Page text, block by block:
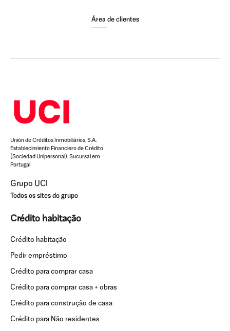
Área de clientes
Unión de Créditos Inmobiliários, S.A.
Establecimiento Financiero de Crédito
(Sociedad Unipersonal), Sucursal em
Portugal
Grupo UCI
Todos os sites do grupo
Crédito habitação
Crédito habitação
Pedir empréstimo
Crédito para comprar casa
Crédito para comprar casa + obras
Crédito para construção de casa
Crédito para Não residentes